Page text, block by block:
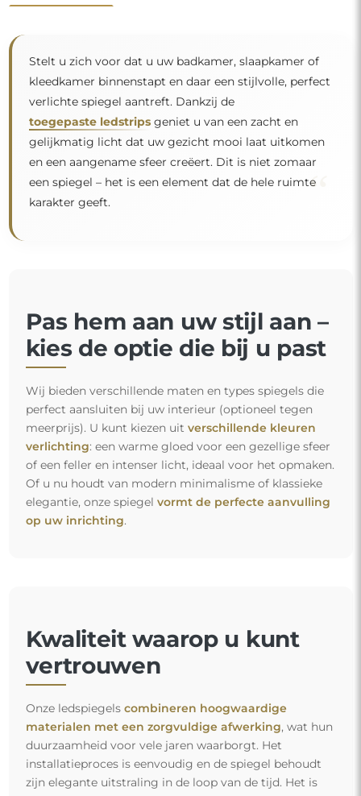
Stelt u zich voor dat u uw badkamer, slaapkamer of
kleedkamer binnenstapt en daar een stijlvolle, perfect
verlichte spiegel aantreft. Dankzij de
toegepaste ledstripsgeniet u van een zacht en
gelijkmatig licht dat uw gezicht mooi laat uitkomen
en een aangename sfeer creëert. Dit is niet zomaar
een spiegel – het is een element dat de hele ruimte
karakter geeft.
“
Pas hem aan uw stijl aan –
kies de optie die bij u past
Wij bieden verschillende maten en types spiegels die
perfect aansluiten bij uw interieur (optioneel tegen
meerprijs). U kunt kiezen uit verschillende kleuren
verlichting: een warme gloed voor een gezellige sfeer
of een feller en intenser licht, ideaal voor het opmaken.
Of u nu houdt van modern minimalisme of klassieke
elegantie, onze spiegel vormt de perfecte aanvulling
op uw inrichting.
Kwaliteit waarop u kunt
vertrouwen
Onze ledspiegels combineren hoogwaardige
materialen met een zorgvuldige afwerking, wat hun
duurzaamheid voor vele jaren waarborgt. Het
installatieproces is eenvoudig en de spiegel behoudt
zijn elegante uitstraling in de loop van de tijd. Het is